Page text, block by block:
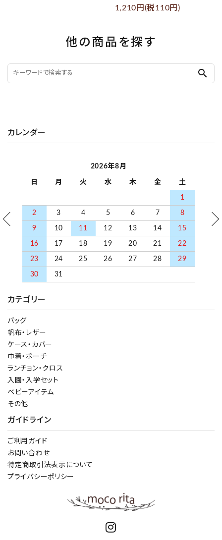
1,210円(税110円)
他の商品を探す
search
カテゴリー
バッグ
帆布・レザー
ケース・カバー
巾着・ポーチ
ランチョン・クロス
入園・入学セット
ベビーアイテム
その他
ガイドライン
ご利用ガイド
お問い合わせ
特定商取引法表示について
プライバシーポリシー
カレンダー
2026年8月
日 月 火 水 木 金 土
1
2 3 4 5 6 7 8
9 10 11 12 13 14 15
16 17 18 19 20 21 22
23 24 25 26 27 28 29
30 31